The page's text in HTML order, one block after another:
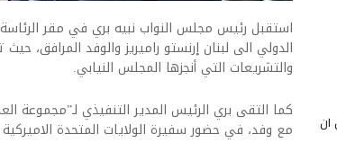
استقبل رئيس مجلس النواب نبيه بري في مقر
الدولي الى لبنان إرنستو راميريز والوفد المرافق،
والتشريعات التي أنجزها المجلس النيابي.
كما التقى بري الرئيس المدير التنفيذي لـ”مجموعة
مع وفد، في حضور سفيرة الولايات المتحدة
أن